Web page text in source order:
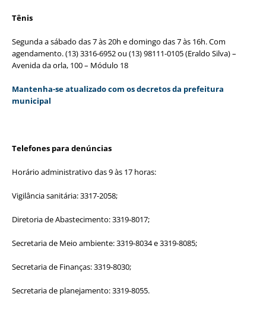
Tênis
Segunda a sábado das 7 às 20h e domingo das 7 às 16h. Com
agendamento. (13) 3316-6952 ou (13) 98111-0105 (Eraldo Silva) –
Avenida da orla, 100 – Módulo 18
Mantenha-se atualizado com os decretos da prefeitura
municipal
Telefones para denúncias
Horário administrativo das 9 às 17 horas:
Vigilância sanitária: 3317-2058;
Diretoria de Abastecimento: 3319-8017;
Secretaria de Meio ambiente: 3319-8034 e 3319-8085;
Secretaria de Finanças: 3319-8030;
Secretaria de planejamento: 3319-8055.